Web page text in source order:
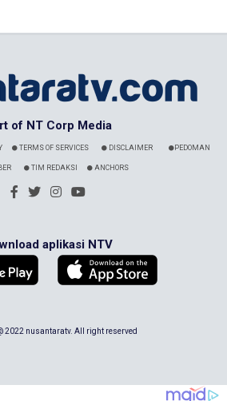
of NT Corp Media
TERMS OF SERVICES DISCLAIMER PEDOMAN
TIM REDAKSI ANCHORS
aplikasi NTV
2022 nusantaratv. All right reserved